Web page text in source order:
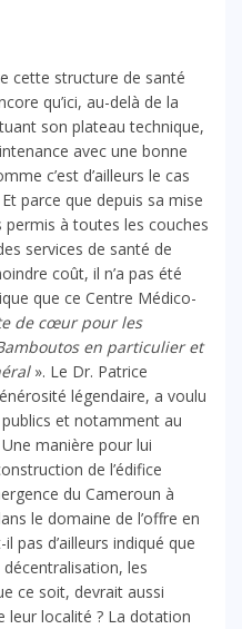
cette structure de santé
qu’ici, au-delà de la
son plateau technique,
avec une bonne
c’est d’ailleurs le cas
parce que depuis sa mise
à toutes les couches
services de santé de
coût, il n’a pas été
que ce Centre Médico-
de cœur pour les
en particulier et
». Le Dr. Patrice
légendaire, a voulu
et notamment au
manière pour lui
de l’édifice
du Cameroun à
le domaine de l’offre en
pas d’ailleurs indiqué que
les
ce soit, devrait aussi
leur localité ? La dotation